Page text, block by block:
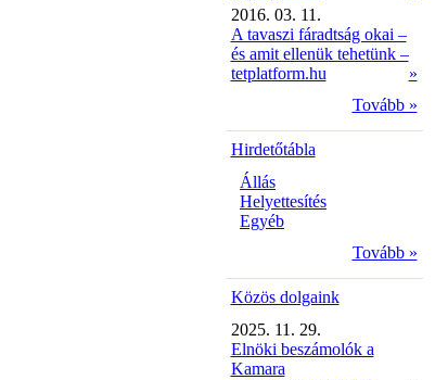
2016. 03. 11.
A tavaszi fáradtság okai –
és amit ellenük tehetünk –
tetplatform.hu
»
Tovább »
Hirdetőtábla
Állás
Helyettesítés
Egyéb
Tovább »
Közös dolgaink
2025. 11. 29.
Elnöki beszámolók a
Kamara